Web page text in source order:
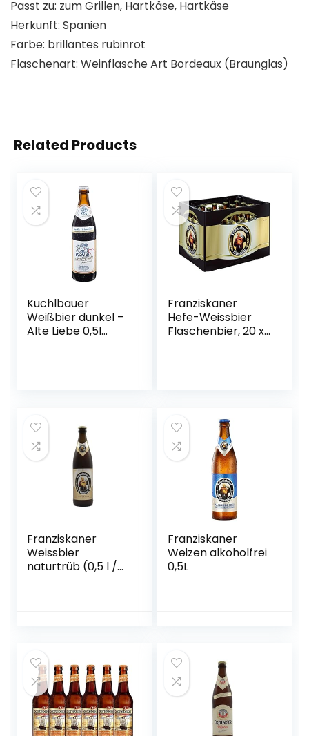
Passt zu: zum Grillen, Hartkäse, Hartkäse
Herkunft: Spanien
Farbe: brillantes rubinrot
Flaschenart: Weinflasche Art Bordeaux (Braunglas)
Related Products
Kuchlbauer
Weißbier dunkel –
Alte Liebe 0,5l
Franziskaner
Hefe-Weissbier
Flaschenbier, 20 x
Franziskaner
Weissbier
naturtrüb (0,5 l /
Franziskaner
Weizen alkoholfrei
0,5L